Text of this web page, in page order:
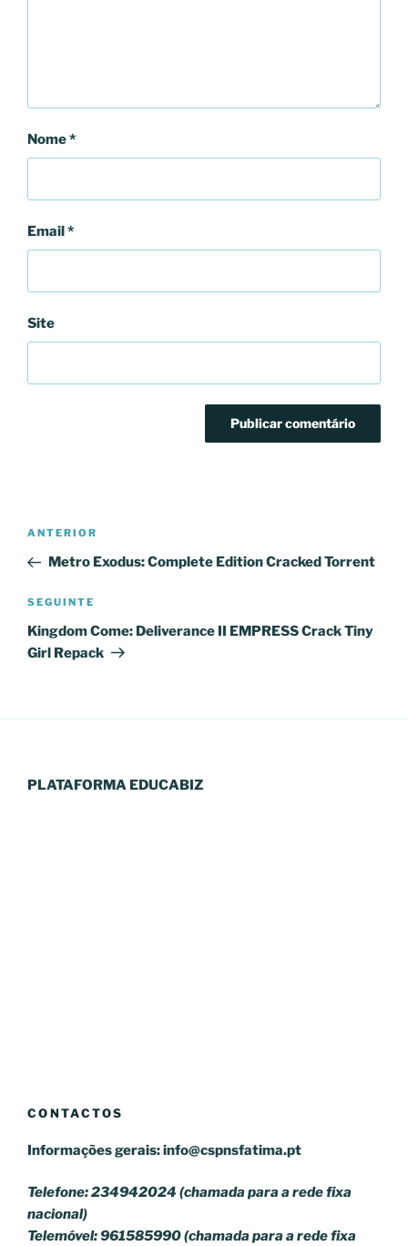
Nome*
Email*
Site
Navegação
artigos
Conteúdo
anterior
ANTERIOR
Metro Exodus: Complete Edition Cracked Torrent
Conteúdo
seguinte
SEGUINTE
Kingdom Come: Deliverance II EMPRESS Crack Tiny
Girl Repack
PLATAFORMA EDUCABIZ
CONTACTOS
Informações gerais:info@cspnsfatima.pt
Telefone: 234942024 (chamada para a rede fixa
nacional)
Telemóvel: 961585990 (chamada para a rede fixa